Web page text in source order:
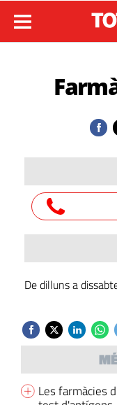
Les farmàcies
De dilluns a